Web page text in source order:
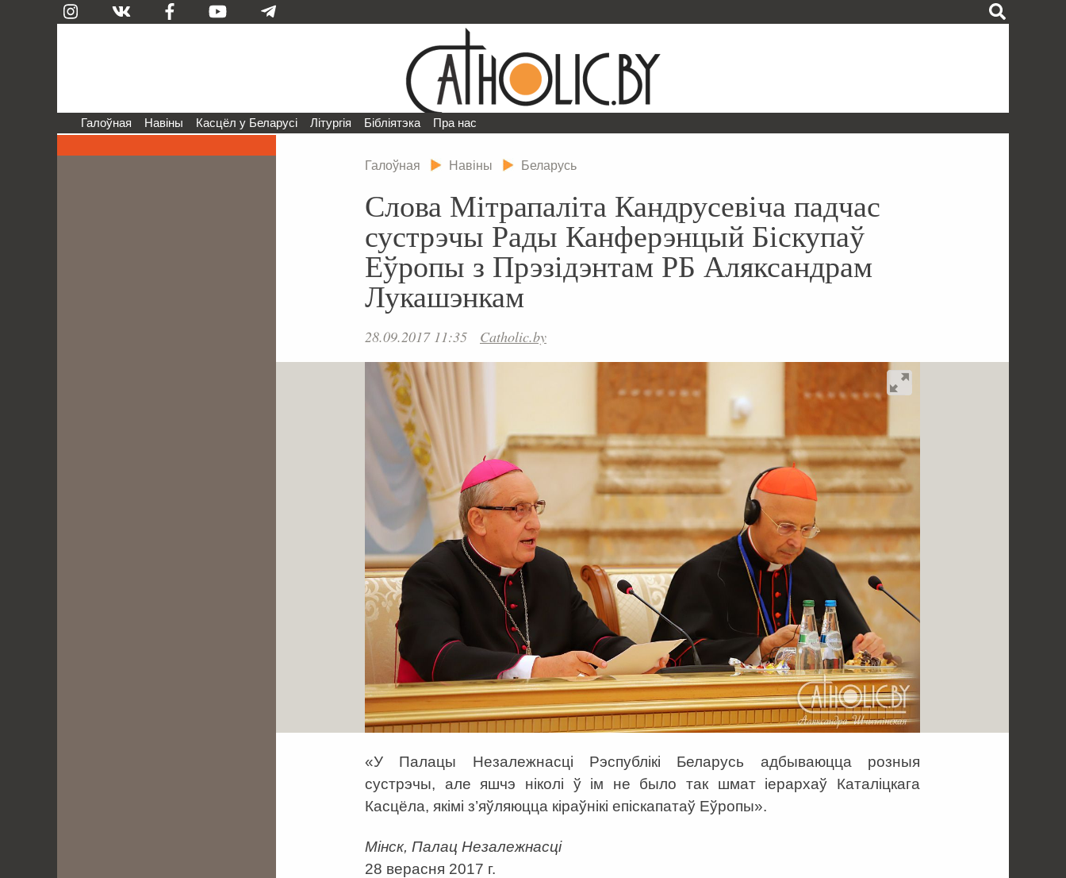
Галоўная Навіны Касцёл у Беларусі Літургія Бібліятэка Пра нас
Галоўная Навіны Беларусь
Слова Мітрапаліта Кандрусевіча падчас
сустрэчы Рады Канферэнцый Біскупаў
Еўропы з Прэзідэнтам РБ Аляксандрам
Лукашэнкам
28.09.2017 11:35 Catholic.by
«У Палацы Незалежнасці Рэспублікі Беларусь адбываюцца розныя
сустрэчы, але яшчэ ніколі ў ім не было так шмат іерархаў Каталіцкага
Касцёла, якімі з’яўляюцца кіраўнікі епіскапатаў Еўропы».
Мінск, Палац Незалежнасці
28 верасня 2017 г.